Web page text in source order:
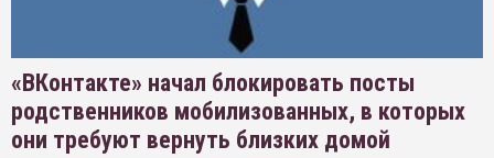
«ВКонтакте» начал блокировать посты
родственников мобилизованных, в которых
они требуют вернуть близких домой